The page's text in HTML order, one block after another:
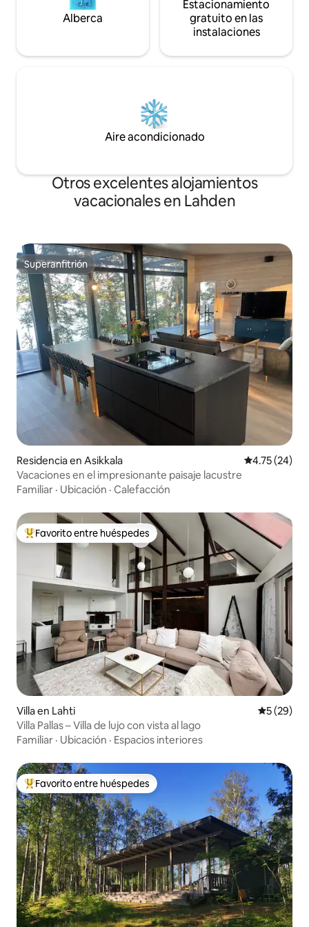
Alberca
Estacionamiento
gratuito en las
instalaciones
Aire acondicionado
Otros excelentes alojamientos
vacacionales en Lahden
Superanfitrión
Superanfitrión
Residencia en Asikkala Calificación
4.75 (24)
Vacaciones en el impresionante paisaje lacustre
Familiar · Ubicación · Calefacción
De los mejores en Favorito entre huéspedes
Favorito entre huéspedes
Villa en Lahti
5 (29)
Villa Pallas – Villa de lujo con vista al lago
Familiar · Ubicación · Espacios interiores
De los mejores en Favorito entre huéspedes
Favorito entre huéspedes